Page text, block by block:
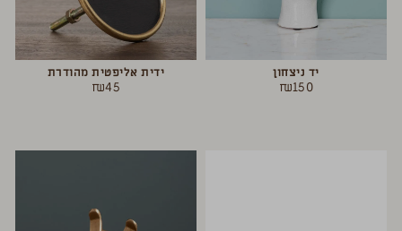
יד ניצחון
₪150
ידית אליפטית מהודרת
₪45